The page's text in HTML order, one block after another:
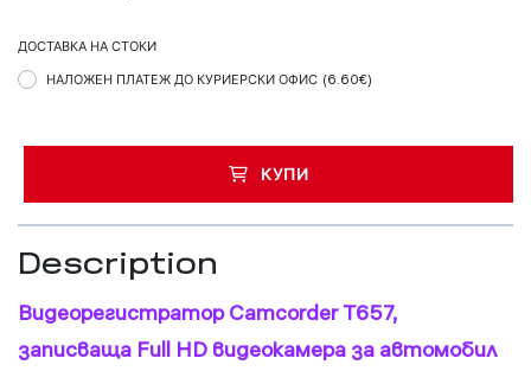
ДОСТАВКА НА СТОКИ
НАЛОЖЕН ПЛАТЕЖ ДО КУРИЕРСКИ ОФИС (6.60€)
КУПИ
Description
Видeорегистратор Camcorder T657,
записваща Full HD видеокамера за автомобил